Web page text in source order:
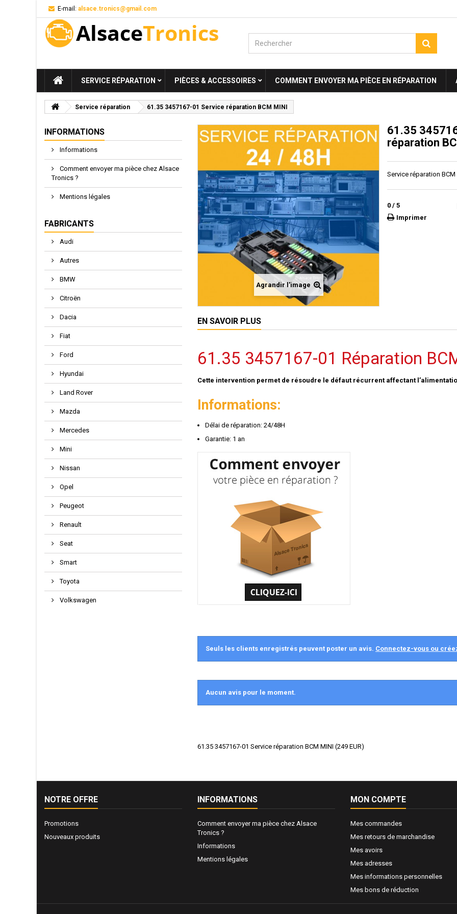
E-mail: alsace.tronics@gmail.com
SERVICE RÉPARATION PIÈCES & ACCESSOIRES COMMENT ENVOYER MA PIÈCE EN RÉPARATION
Service réparation 61.35 3457167-01 Service réparation BCM MINI
INFORMATIONS
Informations
Comment envoyer ma pièce chez Alsace
Tronics ?
Mentions légales
FABRICANTS
Audi
Autres
BMW
Citroën
Dacia
Fiat
Ford
Hyundai
Land Rover
Mazda
Mercedes
Mini
Nissan
Opel
Peugeot
Renault
Seat
Smart
Toyota
Volkswagen
Agrandir l'image
61.35
réparation
Service réparation BCM
0 / 5
Imprimer
EN SAVOIR PLUS
61.35 3457167-01 Réparation
Cette intervention permet de résoudre le défaut récurrent affectant
Informations:
Délai de réparation: 24/48H
Garantie: 1 an
Seuls les clients enregistrés peuvent poster un avis. Connectez-vous ou
Aucun avis pour le moment.
61.35 3457167-01 Service réparation BCM MINI (249 EUR)
NOTRE OFFRE
Promotions
Nouveaux produits
INFORMATIONS
Comment envoyer ma pièce chez Alsace
Tronics ?
Informations
Mentions légales
MON COMPTE
Mes commandes
Mes retours de marchandise
Mes avoirs
Mes adresses
Mes informations personnelles
Mes bons de réduction